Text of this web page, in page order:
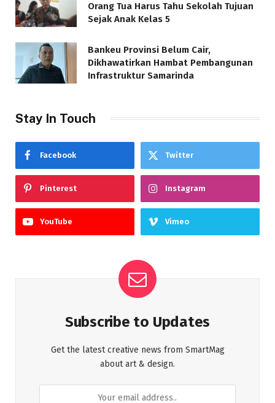
Orang Tua Harus Tahu Sekolah Tujuan
Sejak Anak Kelas 5
Bankeu Provinsi Belum Cair,
Dikhawatirkan Hambat Pembangunan
Infrastruktur Samarinda
Stay In Touch
Facebook Twitter
Pinterest Instagram
YouTube Vimeo
Subscribe to Updates
Get the latest creative news from SmartMag
about art & design.